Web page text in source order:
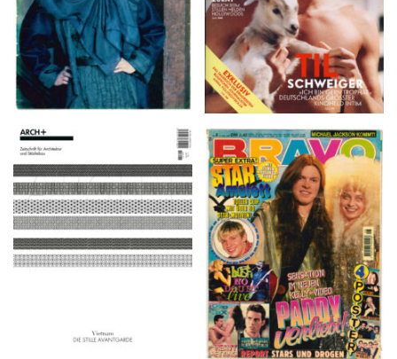
ARCH+ Nr. 226, Herbst
2016
BRAVO – Nr. 8, 13. Febr.
1997